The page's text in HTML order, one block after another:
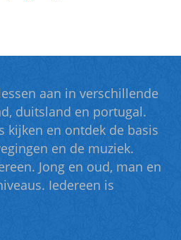
aan in verschillende
duitsland en portugal.
kijken en ontdek de basis
en de muziek.
Jong en oud, man en
Iedereen is